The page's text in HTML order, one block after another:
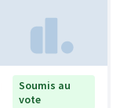
Soumis au
vote